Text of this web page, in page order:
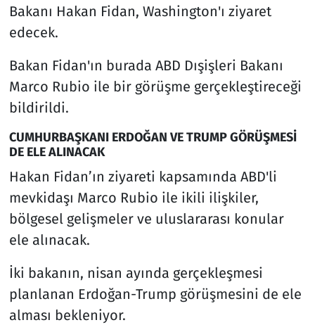
Bakanı Hakan Fidan, Washington'ı ziyaret
edecek.
Bakan Fidan'ın burada ABD Dışişleri Bakanı
Marco Rubio ile bir görüşme gerçekleştireceği
bildirildi.
CUMHURBAŞKANI ERDOĞAN VE TRUMP GÖRÜŞMESİ
DE ELE ALINACAK
Hakan Fidan’ın ziyareti kapsamında ABD'li
mevkidaşı Marco Rubio ile ikili ilişkiler,
bölgesel gelişmeler ve uluslararası konular
ele alınacak.
İki bakanın, nisan ayında gerçekleşmesi
planlanan Erdoğan-Trump görüşmesini de ele
alması bekleniyor.